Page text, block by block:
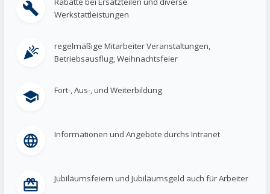
build
Werkstattleistungen
celebration
regelmäßige Mitarbeiter Veranstaltungen,
Betriebsausflug, Weihnachtsfeier
school Fort-, Aus-, und Weiterbildung
language Informationen und Angebote durchs Intranet
card_giftcard Jubiläumsfeiern und Jubiläumsgeld auch für Arbeiter